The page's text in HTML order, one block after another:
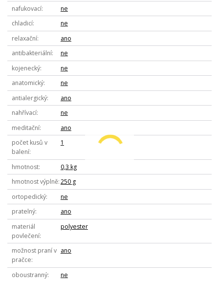
nafukovací
ne
chladicí
ne
relaxační
ano
antibakteriální
ne
kojenecký
ne
anatomický
ne
antialergický
ano
nahřívací
ne
meditační
ano
počet kusů v
balení
1
hmotnost
0,3 kg
hmotnost výplně 250 g
ortopedický
ne
pratelný
ano
materiál
povlečení
polyester
možnost praní v
pračce
ano
oboustranný
ne